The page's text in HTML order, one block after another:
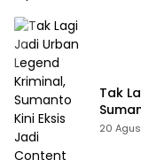
Tak
20